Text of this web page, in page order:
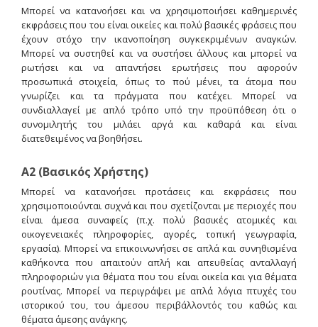
Μπορεί να κατανοήσει και να χρησιμοποιήσει καθημερινές
εκφράσεις που του είναι οικείες και πολύ βασικές φράσεις που
έχουν στόχο την ικανοποίηση συγκεκριμένων αναγκών.
Μπορεί να συστηθεί και να συστήσει άλλους και μπορεί να
ρωτήσει και να απαντήσει ερωτήσεις που αφορούν
προσωπικά στοιχεία, όπως το πού μένει, τα άτομα που
γνωρίζει και τα πράγματα που κατέχει. Μπορεί να
συνδιαλλαγεί με απλό τρόπο υπό την προϋπόθεση ότι ο
συνομιλητής του μιλάει αργά και καθαρά και είναι
διατεθειμένος να βοηθήσει.
Α2 (Βασικός Χρήστης)
Μπορεί να κατανοήσει προτάσεις και εκφράσεις που
χρησιμοποιούνται συχνά και που σχετίζονται με περιοχές που
είναι άμεσα συναφείς (π.χ. πολύ βασικές ατομικές και
οικογενειακές πληροφορίες, αγορές, τοπική γεωγραφία,
εργασία). Μπορεί να επικοινωνήσει σε απλά και συνηθισμένα
καθήκοντα που απαιτούν απλή και απευθείας ανταλλαγή
πληροφοριών για θέματα που του είναι οικεία και για θέματα
ρουτίνας. Μπορεί να περιγράψει με απλά λόγια πτυχές του
ιστορικού του, του άμεσου περιβάλλοντός του καθώς και
θέματα άμεσης ανάγκης.